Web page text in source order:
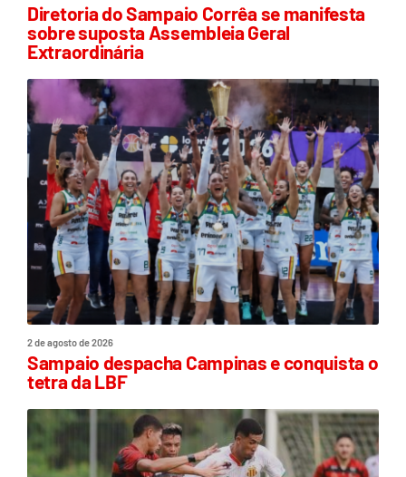
Diretoria do Sampaio Corrêa se manifesta
sobre suposta Assembleia Geral
Extraordinária
2 de agosto de 2026
Sampaio despacha Campinas e conquista o
tetra da LBF